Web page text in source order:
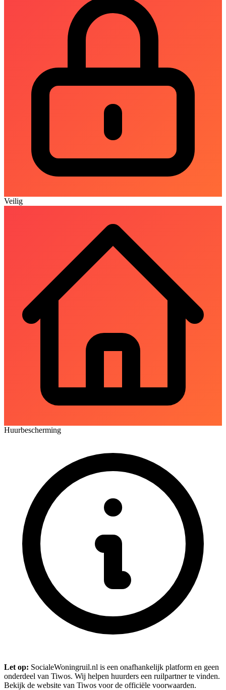
Veilig
Huurbescherming
Let op: SocialeWoningruil.nl is een onafhankelijk platform en geen
onderdeel van Tiwos. Wij helpen huurders een ruilpartner te vinden.
Bekijk de website van Tiwos voor de officiële voorwaarden.